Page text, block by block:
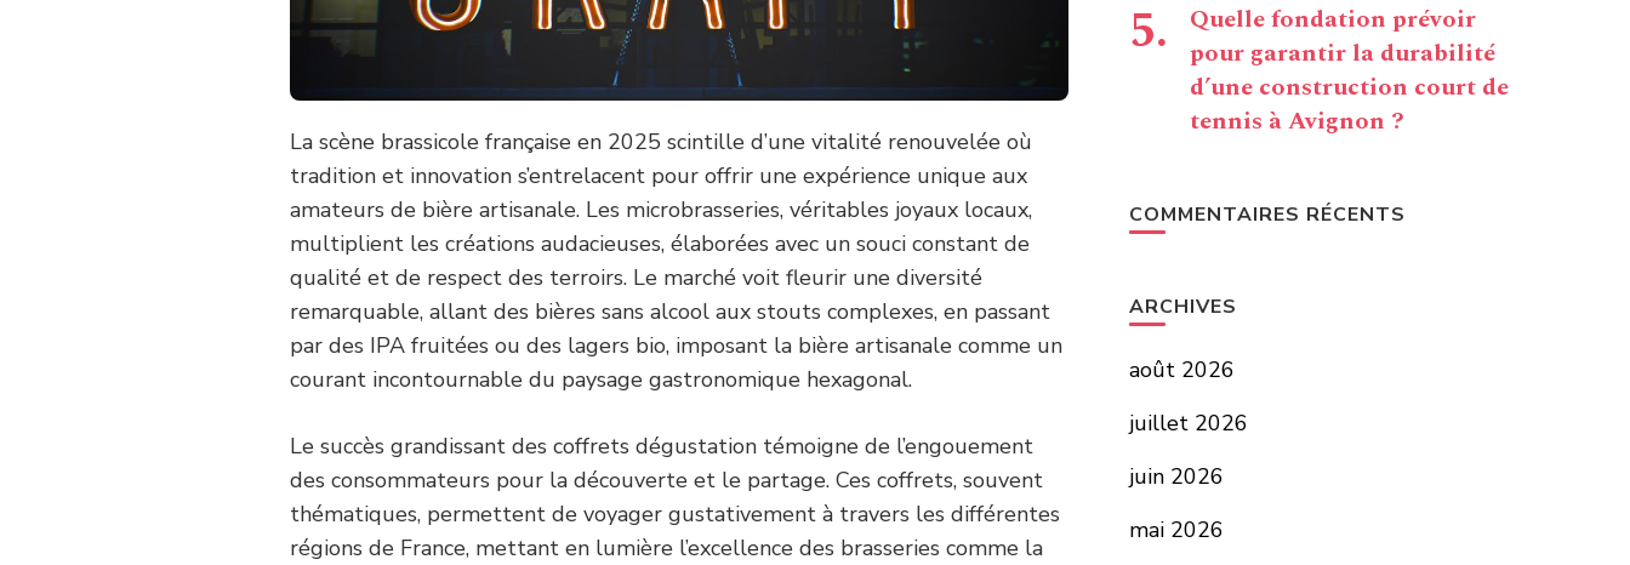
La scène brassicole française en 2025 scintille d’une vitalité renouvelée où
tradition et innovation s’entrelacent pour offrir une expérience unique aux
amateurs de bière artisanale. Les microbrasseries, véritables joyaux locaux,
multiplient les créations audacieuses, élaborées avec un souci constant de
qualité et de respect des terroirs. Le marché voit fleurir une diversité
remarquable, allant des bières sans alcool aux stouts complexes, en passant
par des IPA fruitées ou des lagers bio, imposant la bière artisanale comme un
courant incontournable du paysage gastronomique hexagonal.
Le succès grandissant des coffrets dégustation témoigne de l’engouement
des consommateurs pour la découverte et le partage. Ces coffrets, souvent
thématiques, permettent de voyager gustativement à travers les différentes
régions de France, mettant en lumière l’excellence des brasseries comme la
Quelle fondation prévoir
pour garantir la durabilité
d’une construction court de
tennis à Avignon ?
COMMENTAIRES RÉCENTS
ARCHIVES
août 2026
juillet 2026
juin 2026
mai 2026